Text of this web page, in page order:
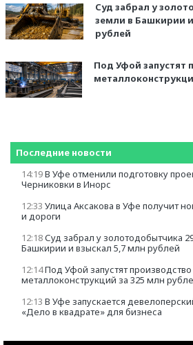
Суд забрал у
земли в Башкирии
рублей
Под Уфой запустят
Последние новости
14:19В Уфе отменили подготовку
Черниковки в Инорс
12:33 Улица Аксакова в Уфе получит
и дороги
12:18Суд забрал у золотодобытчика
Башкирии и взыскал 5,7 млн рублей
12:14Под Уфой запустят производство
металлоконструкций за 325 млн
12:13 В Уфе запускается
«Дело в квадрате» для бизнеса